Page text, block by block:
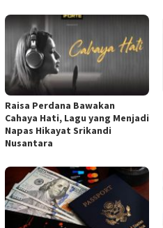
Raisa Perdana Bawakan
Cahaya Hati, Lagu yang Menjadi
Napas Hikayat Srikandi
Nusantara